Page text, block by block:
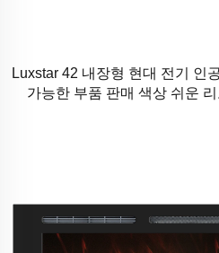
Luxstar 42 내장형 현대 전기 인
가능한 부품 판매 색상 쉬운